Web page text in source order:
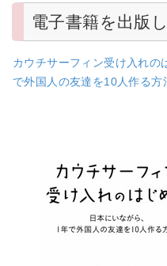
電子書籍を出版
カウチサーフィン受け入れ
で外国人の友達を10人作る方